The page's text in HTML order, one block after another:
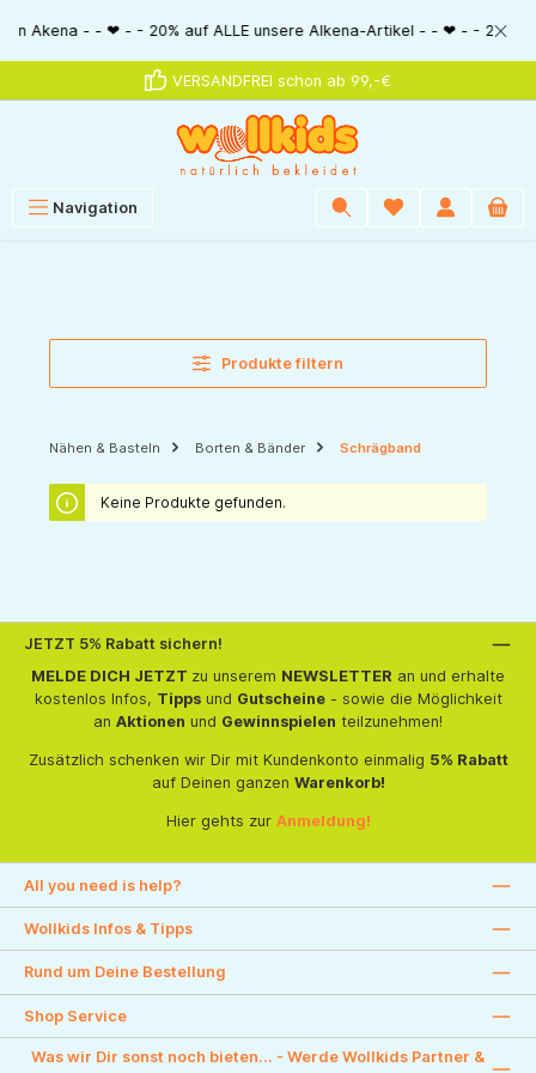
springen- - ❤ - - 20% auf ALLE unsere Alkena-Artikel - - ❤ - - 20%
VERSANDFREI schon ab 99,-€
Navigation
Produkte filtern
Nähen & Basteln Borten & Bänder Schrägband
Keine Produkte gefunden.
JETZT 5% Rabatt sichern!
MELDE DICH JETZT zu unserem NEWSLETTER an und erhalte
kostenlos Infos, Tippsund Gutscheine- sowie die Möglichkeit
an Aktionen und Gewinnspielen teilzunehmen!
Zusätzlich schenken wir Dir mit Kundenkonto einmalig 5% Rabatt
auf Deinen ganzen Warenkorb!
Hier gehts zur Anmeldung!
All you need is help?
Wollkids Infos & Tipps
Rund um Deine Bestellung
Shop Service
Was wir Dir sonst noch bieten... - Werde Wollkids Partner &